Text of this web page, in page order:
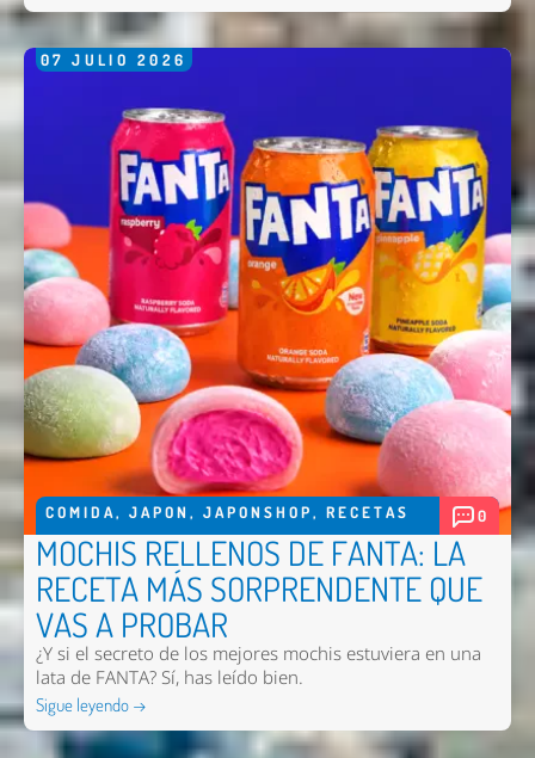
07 JULIO 2026
COMIDA, JAPON , JAPONSHOP, RECETAS 0
MOCHIS RELLENOS DE FANTA: LA
RECETA MÁS SORPRENDENTE QUE
VAS A PROBAR
¿Y si el secreto de los mejores mochis estuviera en una
lata de FANTA? Sí, has leído bien.
Sigue leyendo →